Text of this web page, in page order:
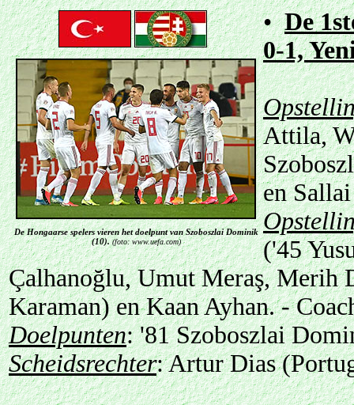
De Hongaarse spelers vieren het doelpunt van Szoboszlai Dominik
(10). (foto: www.uefa.com)
•De
0-1,
Attila,
en
('45
Çalhanoğlu, Umut Meraş, Merih
Karaman) en Kaan Ayhan. -
Doelpunten: '81 Szoboszlai
Scheidsrechter: Artur Dias